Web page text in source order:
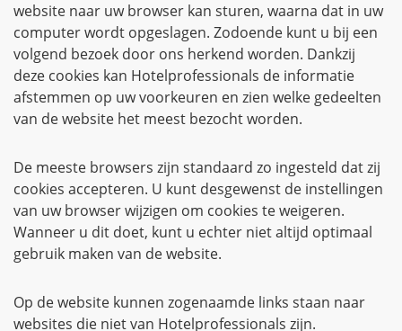
website naar uw browser kan sturen, waarna dat in uw
computer wordt opgeslagen. Zodoende kunt u bij een
volgend bezoek door ons herkend worden. Dankzij
deze cookies kan Hotelprofessionals de informatie
afstemmen op uw voorkeuren en zien welke gedeelten
van de website het meest bezocht worden.
De meeste browsers zijn standaard zo ingesteld dat zij
cookies accepteren. U kunt desgewenst de instellingen
van uw browser wijzigen om cookies te weigeren.
Wanneer u dit doet, kunt u echter niet altijd optimaal
gebruik maken van de website.
Op de website kunnen zogenaamde links staan naar
websites die niet van Hotelprofessionals zijn.